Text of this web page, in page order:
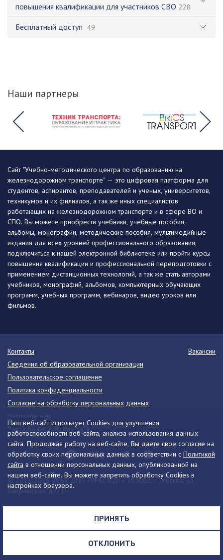
повышения квалификации для участников СВО 228
Бесплатный доступ 49
Наши партнеры
Наш веб-сайт использует Cookies для улучшения
работоспособности веб-сайта, анализа использования данных
сайта. Продолжая работу на веб-сайте, Вы даете свое согласие на
обработку своих персональных данных в соответствии с Политикой
сайта в отношении персональных данных, опубликованной на
нашем веб-сайте. Вы можете запретить обработку Cookies в
настройках браузера.
ПРИНЯТЬ
ОТКЛОНИТЬ
Сайт "Учебно-методического центра по образованию на
железнодорожном транспорте" — это цифровая платформа для
студентов, аспирантов, преподавателей и ученых, университетов,
техникумов и их филиалов, а так же иных специалистов
работающих на железнодорожном транспорте и в сфере ВО и
СПО. Вы можете приобрести учебники, учебные пособия,
альбомы, монографии, методические пособия, мультимедийные
издания для всех уровней профессионального образования,
подключиться к нашей электронной библиотеке или пройти курсы
повышения квалификации и профессиональной переподготовки с
применением дистанционных технологий, а так же стать авторами
учебников, монографий, альбомов, компьютерных обучающих
программ, учебных программ, вебинаров, видео уроков или
фильмов.
© 2013-2026 ФГБУ ДПО «УМЦ ЖДТ» 105082, г. Москва, ул.
Бакунинская, д. 71
Телефон:8 (495) 739-00-30 info@umczdt.ru
схема проезда
Контакты
Вакансии
Сведения об образовательной организации
Пользовательское соглашение
Политика конфиденциальности
Согласие на обработку персональных данных
Разработано в Victory